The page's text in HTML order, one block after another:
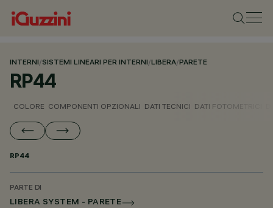
INTERNI/SISTEMI LINEARI PER INTERNI/LIBERA/PARETE
RP44
COLORE COMPONENTI OPZIONALI DATI TECNICI DATI FOTOMETRICI
RP44
PARTE DI
LIBERA SYSTEM - PARETE